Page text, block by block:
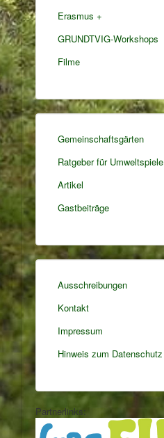
Erasmus +
GRUNDTVIG-Workshops
Filme
Gemeinschaftsgärten
Ratgeber für Umweltspiele
Artikel
Gastbeiträge
Ausschreibungen
Kontakt
Impressum
Hinweis zum Datenschutz
Partnerlinks: